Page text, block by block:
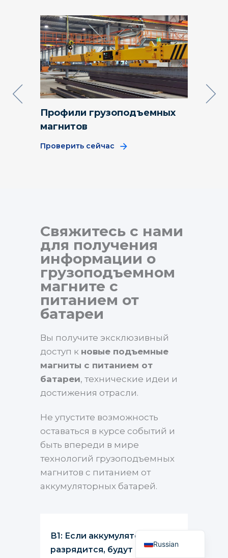
Профили грузоподъемных
магнитов
Проверить сейчас
Свяжитесь с нами
для получения
информации о
грузоподъемном
магните с
питанием от
батареи
Вы получите эксклюзивный
доступ к новые подъемные
магниты с питанием от
батареи, технические идеи и
достижения отрасли.
Не упустите возможность
оставаться в курсе событий и
быть впереди в мире
технологий грузоподъемных
магнитов с питанием от
аккумуляторных батарей.
В1: Если аккумулятор
разрядится, будут ли
Russian
Portuguese